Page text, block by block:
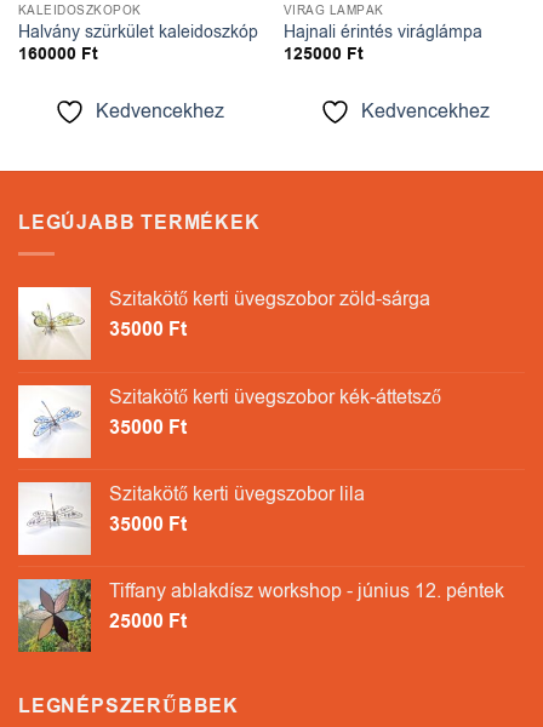
KALEIDOSZKÓPOK
Halvány szürkület kaleidoszkóp
160000 Ft
Kedvencekhez
VIRÁG LÁMPÁK
Hajnali érintés viráglámpa
125000 Ft
Kedvencekhez
LEGÚJABB TERMÉKEK
Szitakötő kerti üvegszobor zöld-sárga
35000 Ft
Szitakötő kerti üvegszobor kék-áttetsző
35000 Ft
Szitakötő kerti üvegszobor lila
35000 Ft
Tiffany ablakdísz workshop - június 12. péntek
25000 Ft
LEGNÉPSZERŰBBEK